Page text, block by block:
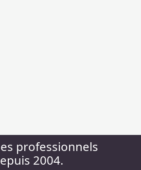
professionnels
2004.